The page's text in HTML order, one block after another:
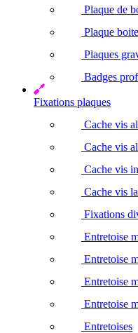
Plaque de
Plaque
Plaques
Badges
Fixations plaques
Cache vis
Cache vis
Cache vis
Cache vis
Fixations
Entretoise
Entretoise
Entretoise
Entretoise
Entretoises